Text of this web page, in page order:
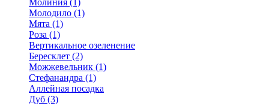
Молиния (1)
Молодило (1)
Мята (1)
Роза (1)
Вертикальное озеленение
Бересклет (2)
Можжевельник (1)
Стефанандра (1)
Аллейная посадка
Дуб (3)